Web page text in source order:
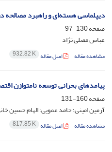
دیپلماسی هسته‌ای و راهبرد مصالحه
صفحه130-97
عباس مصلی نژاد
مشاهده مقاله اصل مقاله 932.82 K
پیامدهای بحرانی توسعه نامتوازن
صفحه160-131
آرمین امینی؛ حامد عمویی؛ الهام حسین
مشاهده مقاله اصل مقاله 817.85 K